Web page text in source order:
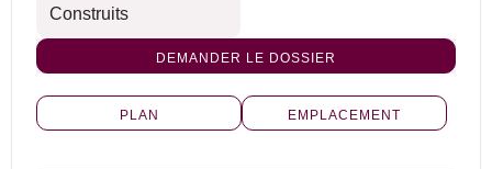
Construits
DEMANDER LE DOSSIER
PLAN EMPLACEMENT